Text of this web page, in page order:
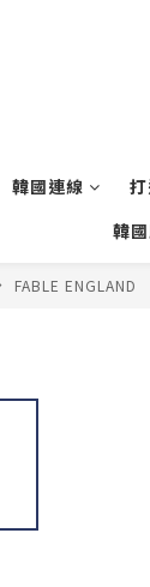
韓國連線
韓
FABLE ENGLAND